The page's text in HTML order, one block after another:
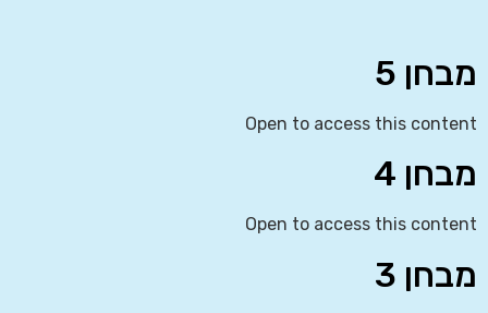
מבחן 5
Open to access this content
מבחן 4
Open to access this content
מבחן 3